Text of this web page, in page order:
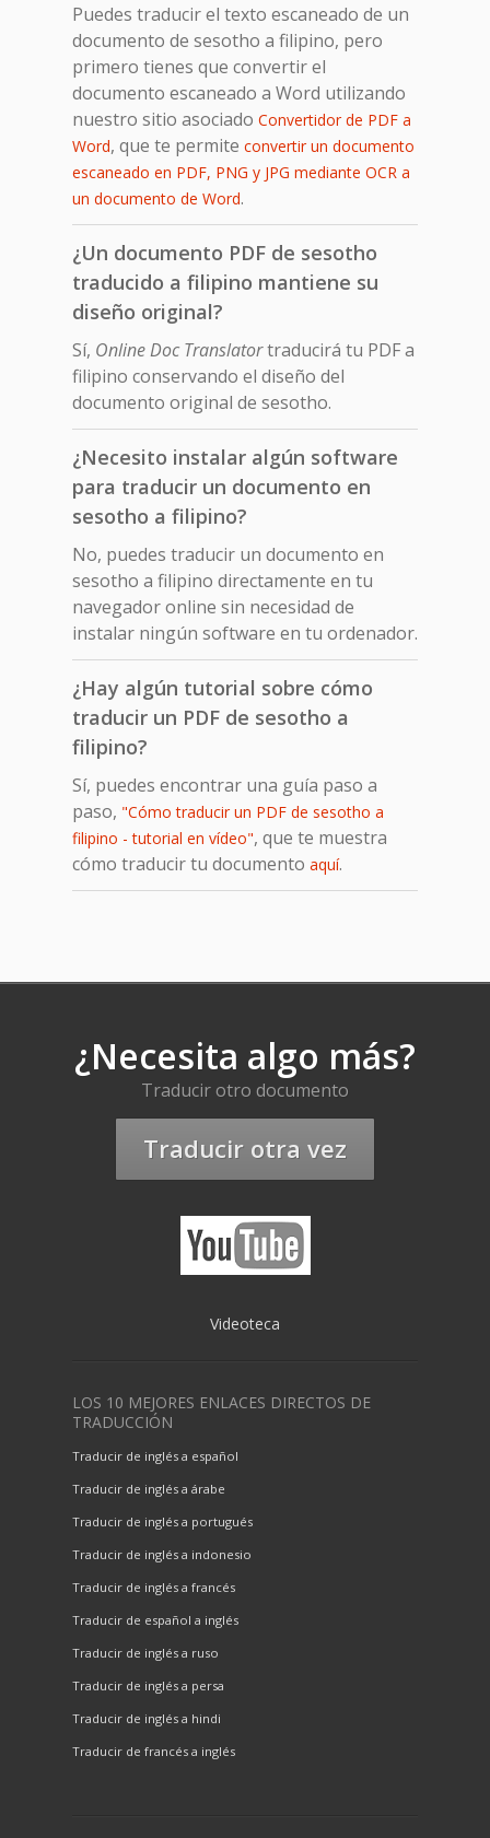
Puedes traducir el texto escaneado de un
documento de sesotho a filipino, pero
primero tienes que convertir el
documento escaneado a Word utilizando
nuestro sitio asociado Convertidor de PDF a
Word, que te permite convertir un documento
escaneado en PDF, PNG y JPG mediante OCR a
un documento de Word.
¿Un documento PDF de sesotho
traducido a filipino mantiene su
diseño original?
Sí, Online Doc Translatortraducirá tu PDF a
filipino conservando el diseño del
documento original de sesotho.
¿Necesito instalar algún software
para traducir un documento en
sesotho a filipino?
No, puedes traducir un documento en
sesotho a filipino directamente en tu
navegador online sin necesidad de
instalar ningún software en tu ordenador.
¿Hay algún tutorial sobre cómo
traducir un PDF de sesotho a
filipino?
Sí, puedes encontrar una guía paso a
paso, "Cómo traducir un PDF de sesotho a
filipino - tutorial en vídeo", que te muestra
cómo traducir tu documento aquí.
¿Necesita algo más?
Traducir otro documento
Traducir otra vez
Videoteca
LOS 10 MEJORES ENLACES DIRECTOS DE
TRADUCCIÓN
Traducir de inglés a español
Traducir de inglés a árabe
Traducir de inglés a portugués
Traducir de inglés a indonesio
Traducir de inglés a francés
Traducir de español a inglés
Traducir de inglés a ruso
Traducir de inglés a persa
Traducir de inglés a hindi
Traducir de francés a inglés